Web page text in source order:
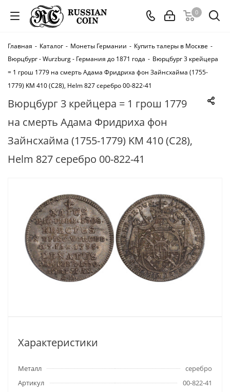
0
Главная - Каталог - Монеты Германии - Купить талеры в Москве -
Вюрцбург - Wurzburg - Германия до 1871 года - Вюрцбург 3 крейцера
= 1 грош 1779 на смерть Адама Фридриха фон Зайнсхайма (1755-
1779) KM 410 (C28), Helm 827 серебро 00-822-41
Вюрцбург 3 крейцера = 1 грош 1779
на смерть Адама Фридриха фон
Зайнсхайма (1755-1779) KM 410 (C28),
Helm 827 серебро 00-822-41
Характеристики
Металл
серебро
Артикул
00-822-41